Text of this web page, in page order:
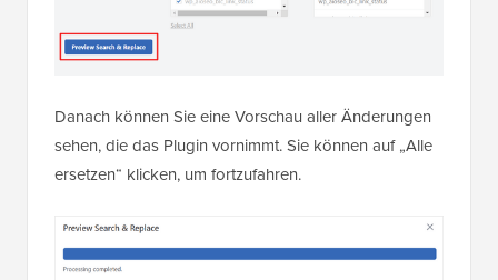
Danach können Sie eine Vorschau aller Änderungen
sehen, die das Plugin vornimmt. Sie können auf „Alle
ersetzen“ klicken, um fortzufahren.